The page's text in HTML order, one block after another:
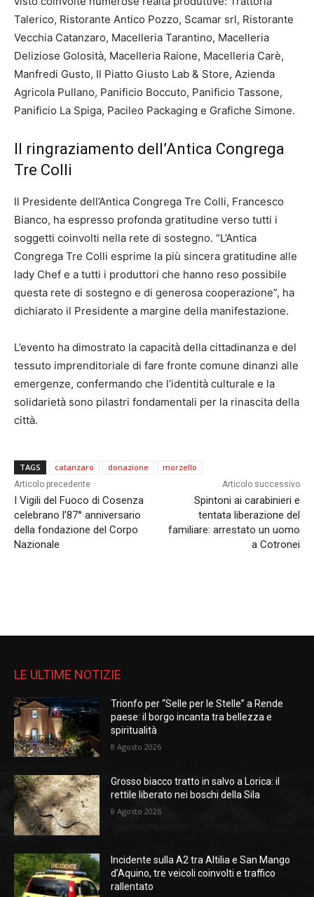
Talerico, Ristorante Antico Pozzo, Scamar srl, Ristorante
Vecchia Catanzaro, Macelleria Tarantino, Macelleria
Deliziose Golosità, Macelleria Raione, Macelleria Carè,
Manfredi Gusto, Il Piatto Giusto Lab & Store, Azienda
Agricola Pullano, Panificio Boccuto, Panificio Tassone,
Panificio La Spiga, Pacileo Packaging e Grafiche Simone.
Il ringraziamento dell’Antica Congrega
Tre Colli
Il Presidente dell’Antica Congrega Tre Colli, Francesco
Bianco, ha espresso profonda gratitudine verso tutti i
soggetti coinvolti nella rete di sostegno. “L’Antica
Congrega Tre Colli esprime la più sincera gratitudine alle
lady Chef e a tutti i produttori che hanno reso possibile
questa rete di sostegno e di generosa cooperazione”, ha
dichiarato il Presidente a margine della manifestazione.
L’evento ha dimostrato la capacità della cittadinanza e del
tessuto imprenditoriale di fare fronte comune dinanzi alle
emergenze, confermando che l’identità culturale e la
solidarietà sono pilastri fondamentali per la rinascita della
città.
TAGS catanzaro donazione morzello
Articolo precedente
I Vigili del Fuoco di Cosenza
celebrano l’87° anniversario
della fondazione del Corpo
Nazionale
Articolo successivo
Spintoni ai carabinieri e
tentata liberazione del
familiare: arrestato un uomo
a Cotronei
LE ULTIME NOTIZIE
Trionfo per “Selle per le Stelle” a Rende
paese: il borgo incanta tra bellezza e
spiritualità
8 Agosto 2026
Grosso biacco tratto in salvo a Lorica: il
rettile liberato nei boschi della Sila
8 Agosto 2026
Incidente sulla A2 tra Altilia e San Mango
d’Aquino, tre veicoli coinvolti e traffico
rallentato